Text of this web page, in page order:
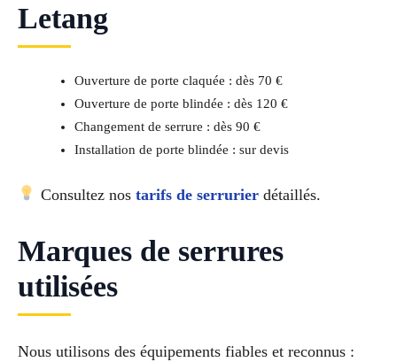
Letang
Ouverture de porte claquée : dès 70 €
Ouverture de porte blindée : dès 120 €
Changement de serrure : dès 90 €
Installation de porte blindée : sur devis
Consultez nos tarifs de serrurierdétaillés.
Marques de serrures
utilisées
Nous utilisons des équipements fiables et reconnus :